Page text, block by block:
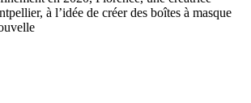
à l’idée de créer des boîtes à masque